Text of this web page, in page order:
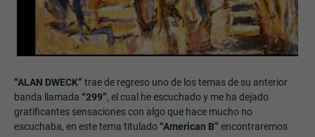
“ALAN DWECK” trae de regreso uno de los temas de su anterior
banda llamada “299”, el cual he escuchado y me ha dejado
gratificantes sensaciones con algo que hace mucho no
escuchaba, en este tema titulado “American B” encontraremos